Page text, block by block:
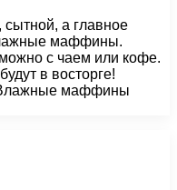
а главное
маффины.
с чаем или кофе.
в восторге!
Влажные маффины